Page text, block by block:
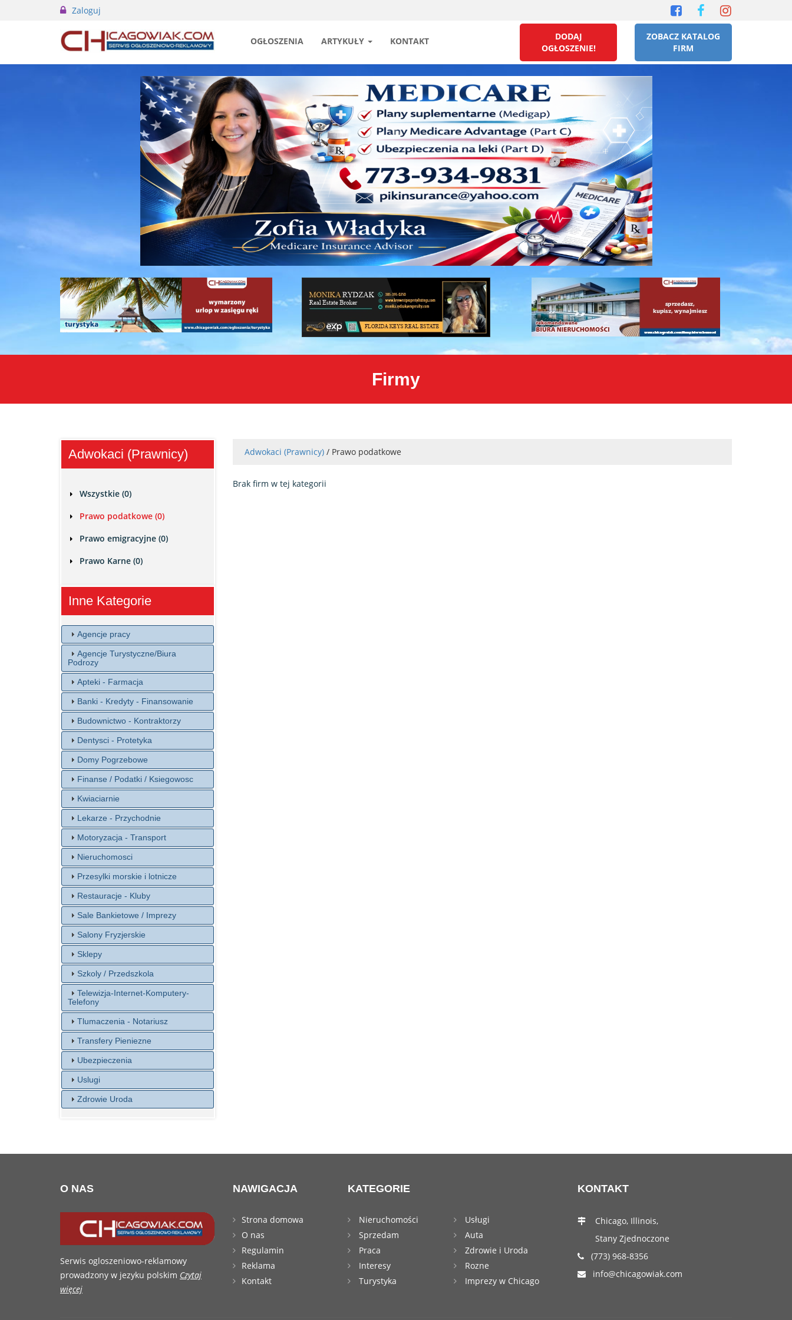
Zaloguj
OGŁOSZENIA ARTYKUŁY KONTAKT
DODAJ
OGŁOSZENIE!
ZOBACZ KATALOG
FIRM
Firmy
Adwokaci (Prawnicy)
Wszystkie (0)
Prawo podatkowe (0)
Prawo emigracyjne (0)
Prawo Karne (0)
Inne Kategorie
Agencje pracy
Agencje Turystyczne/Biura
Podrozy
Apteki - Farmacja
Banki - Kredyty - Finansowanie
Budownictwo - Kontraktorzy
Dentysci - Protetyka
Domy Pogrzebowe
Finanse / Podatki / Ksiegowosc
Kwiaciarnie
Lekarze - Przychodnie
Motoryzacja - Transport
Nieruchomosci
Przesylki morskie i lotnicze
Restauracje - Kluby
Sale Bankietowe / Imprezy
Salony Fryzjerskie
Sklepy
Szkoly / Przedszkola
Telewizja-Internet-Komputery-
Telefony
Tlumaczenia - Notariusz
Transfery Pieniezne
Ubezpieczenia
Uslugi
Zdrowie Uroda
Adwokaci (Prawnicy)/ Prawo podatkowe
Brak firm w tej kategorii
O NAS
Serwis ogloszeniowo-reklamowy
prowadzony w jezyku polskim Czytaj
więcej
NAWIGACJA
Strona domowa
O nas
Regulamin
Reklama
Kontakt
KATEGORIE
Nieruchomości
Usługi
Sprzedam
Auta
Praca
Zdrowie i Uroda
Interesy
Rozne
Turystyka
Imprezy w Chicago
KONTAKT
Chicago, Illinois,
Stany Zjednoczone
(773) 968-8356
info@chicagowiak.com